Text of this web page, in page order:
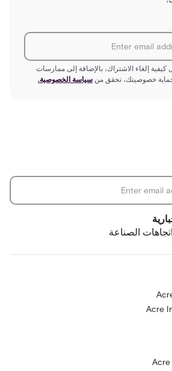
إلغاء الاشتراك، بالإضافة إلى ممارسات
خصوصيتك، تحقق من سياسة الخصوصية.
الصناعة
Acre
Acre